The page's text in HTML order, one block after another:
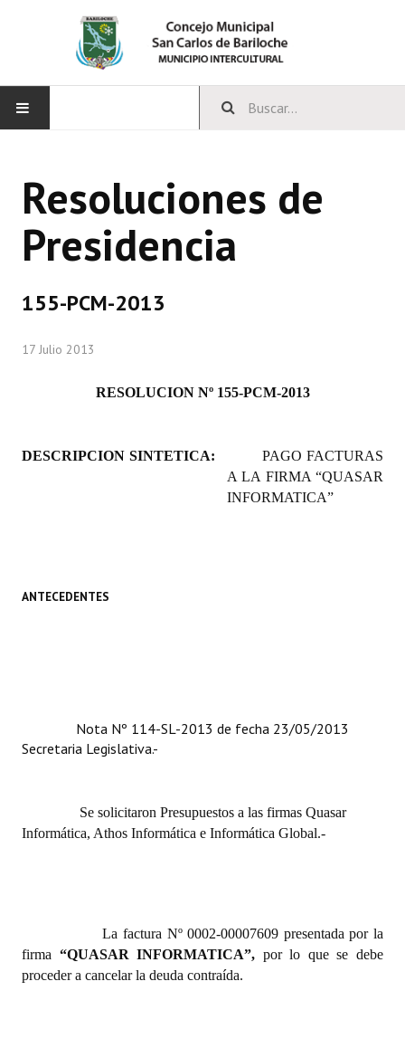
CONCEJO
Bloques Políticos
Comisiones Permanentes
Comisiones Especiales
Concejales Mandato Cumplido
LEGISLACIÓN
DOCUMENTOS
Proyectos Presentados
Ejecución Presupuestaria
Resoluciones de
Presidencia
155-PCM-2013
17 Julio 2013
RESOLUCION Nº 155-PCM-2013
DESCRIPCION SINTETICA:
PAGO FACTURAS
A LA FIRMA “QUASAR
INFORMATICA”
ANTECEDENTES
Nota Nº 114-SL-2013 de fecha 23/05/2013
Secretaria Legislativa.-
Se solicitaron Presupuestos a las firmas Quasar
Informática, Athos Informática e Informática Global.-
La factura Nº 0002-00007609 presentada por la
firma “QUASAR INFORMATICA”, por lo que se debe
proceder a cancelar la deuda contraída.